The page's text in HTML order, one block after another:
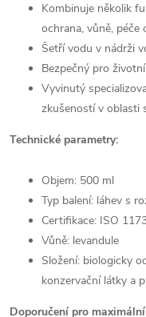
Kombinuje několik
ochrana, vůně, péče
Šetří vodu v nádrži
Bezpečný pro
Vyvinutý
zkušeností v oblasti
Technické parametry:
Objem: 500 ml
Typ balení: láhev s
Certifikace: ISO
Vůně: levandule
Složení: biologicky
konzervační látky a
Doporučení pro